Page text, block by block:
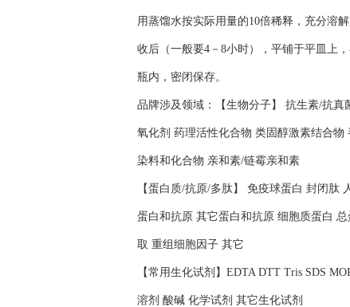
用蒸馏水按实际用量的10倍稀释，充分溶
收后（一般要4－8小时），平铺于平皿上
瓶内，密闭保存。
品牌涉及领域：【生物分子】 抗生素/抗
氧化剂 药理活性化合物 类固醇激素结合
染料和化合物 亲和素/链霉亲和素
【蛋白质/抗原/多肽】 免疫球蛋白 封闭肽
蛋白和抗原 其它蛋白和抗原 细胞质蛋白
取 重组细胞因子 其它
【常用生化试剂】EDTA DTT Tris SDS
溶剂 酸碱 化学试剂 其它生化试剂